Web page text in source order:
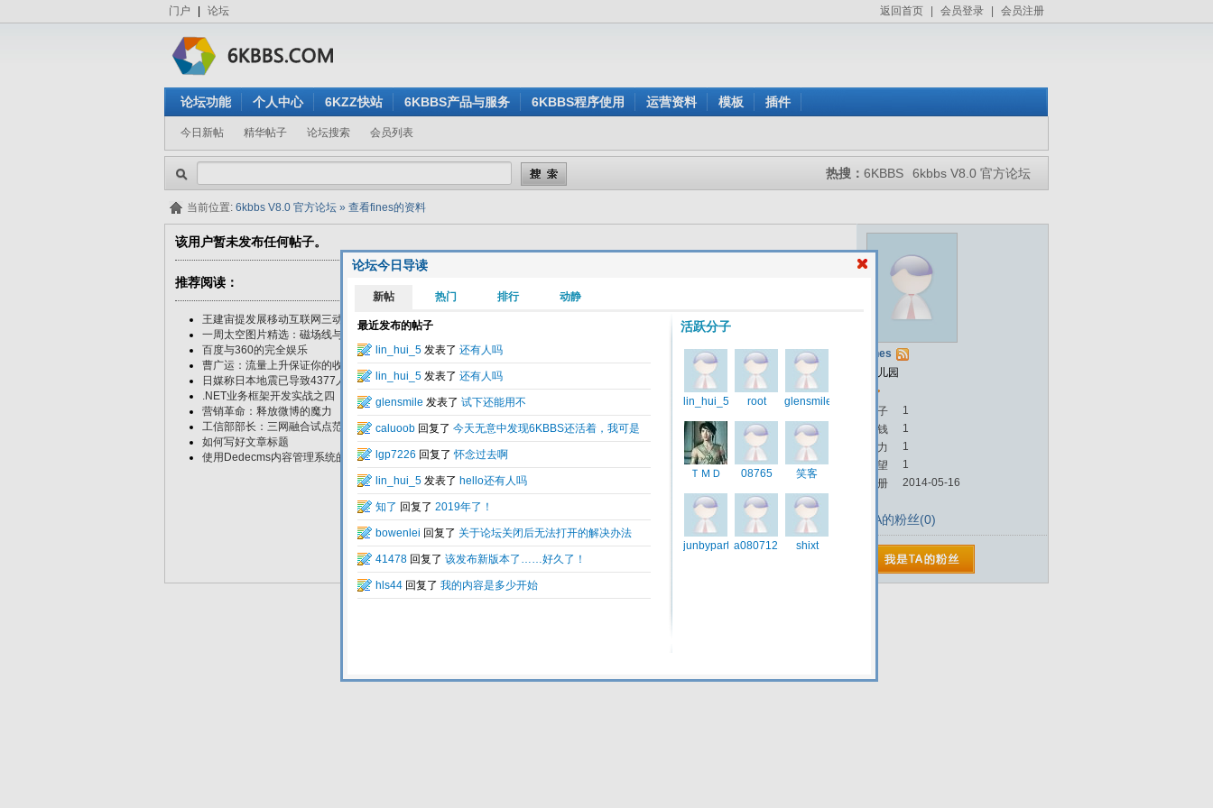
门户 论坛 返回首页 会员登录 会员注册
论坛功能 个人中心 6KZZ快站 6KBBS产品与服务 6KBBS程序使用 运营资料 模板 插件
今日新帖 精华帖子 论坛搜索 会员列表
热搜： 6KBBS 6kbbs V8.0 官方论坛
论坛今日导读
当前位置: 6kbbs V8.0 官方论坛 » 查看fines的资料
该用户暂未发布任何帖子。
推荐阅读：
王建宙提发展移动互联网三动作：建百万WiFi点
一周太空图片精选：磁场线与太阳表面互动
百度与360的完全娱乐
曹广运：流量上升保证你的收入上升是关键
日媒称日本地震已导致4377人遇难 9083人失踪
.NET业务框架开发实战之四（中篇）—DAL的重构
营销革命：释放微博的魔力
工信部部长：三网融合试点范围今年不会扩大
如何写好文章标题
使用Dedecms内容管理系统的一点心得
fines
幼儿园
帖子
1
金钱
1
魅力
1
威望
1
注册
2014-05-16
TA的粉丝(0)